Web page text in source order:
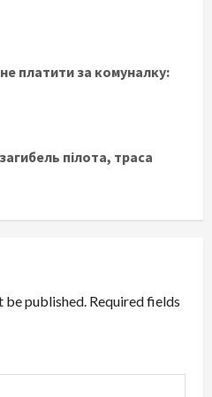
платити за комуналку:
пілота, траса
be published. Required fields